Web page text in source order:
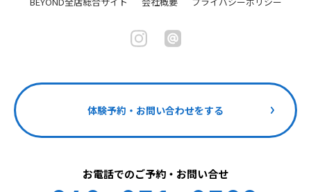
体験予約・お問い合わせをする
お電話でのご予約・お問い合せ